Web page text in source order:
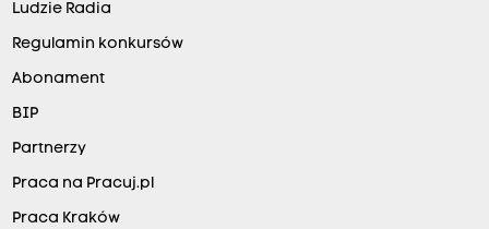
Ludzie Radia
Regulamin konkursów
Abonament
BIP
Partnerzy
Praca na Pracuj.pl
Praca Kraków